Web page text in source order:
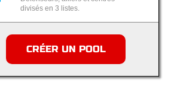
divisés en 3 listes.
CRÉER UN POOL